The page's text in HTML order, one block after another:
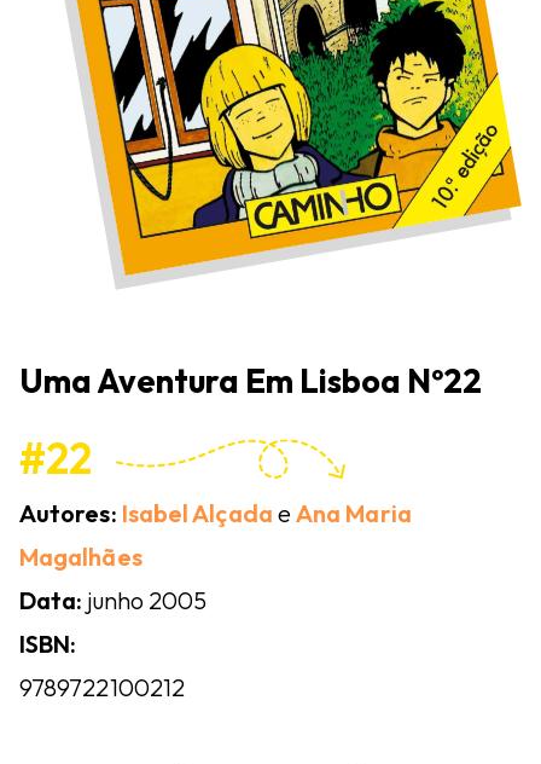
Uma Aventura Em Lisboa Nº22
#22
Autores: Isabel Alçada eAna Maria
Magalhães
Data: junho 2005
ISBN:
9789722100212